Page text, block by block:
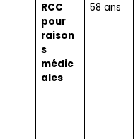
RCC
pour
raison
s
médic
ales
58 ans